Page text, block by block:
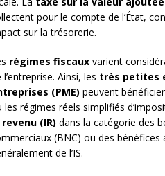
pour le compte de l’État,
sur la trésorerie.
régimes fiscaux varient
l’entreprise. Ainsi, les très petites
(PME) peuvent
les régimes réels simplifiés
revenu (IR) dans la catégorie des
(BNC) ou des
de l’IS.